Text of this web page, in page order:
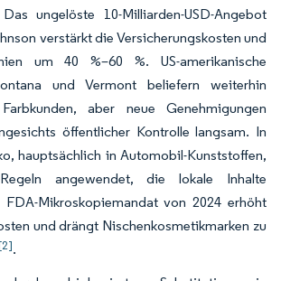
ungelöste 10-Milliarden-USD-Angebot
verstärkt die Versicherungskosten und
um 40 %–60 %. US-amerikanische
und Vermont beliefern weiterhin
aber neue Genehmigungen
öffentlicher Kontrolle langsam. In
hauptsächlich in Automobil-Kunststoffen,
Regeln angewendet, die lokale Inhalte
Mikroskopiemandat von 2024 erhöht
und drängt Nischenkosmetikmarken zu
.